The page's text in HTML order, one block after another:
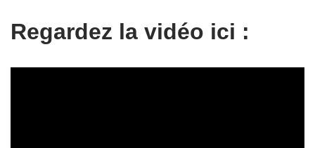
Regardez la vidéo ici :